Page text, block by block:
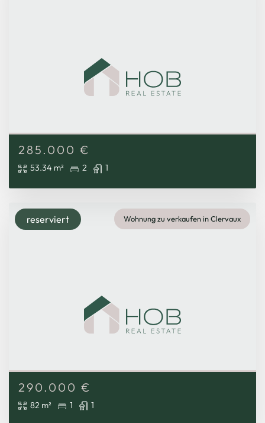
285.000 €
53.34 m² 2 1
reserviert Wohnung zu verkaufen in Clervaux
290.000 €
82 m² 1 1